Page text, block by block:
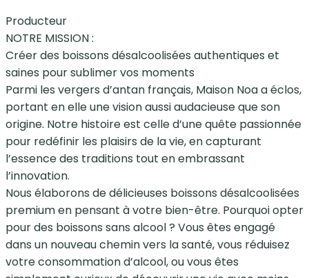
Producteur
NOTRE MISSION :
Créer des boissons désalcoolisées authentiques et
saines pour sublimer vos moments
Parmi les vergers d’antan français, Maison Noa a éclos,
portant en elle une vision aussi audacieuse que son
origine. Notre histoire est celle d’une quête passionnée
pour redéfinir les plaisirs de la vie, en capturant
l’essence des traditions tout en embrassant
l’innovation.
Nous élaborons de délicieuses boissons désalcoolisées
premium en pensant à votre bien-être. Pourquoi opter
pour des boissons sans alcool ? Vous êtes engagé
dans un nouveau chemin vers la santé, vous réduisez
votre consommation d’alcool, ou vous êtes